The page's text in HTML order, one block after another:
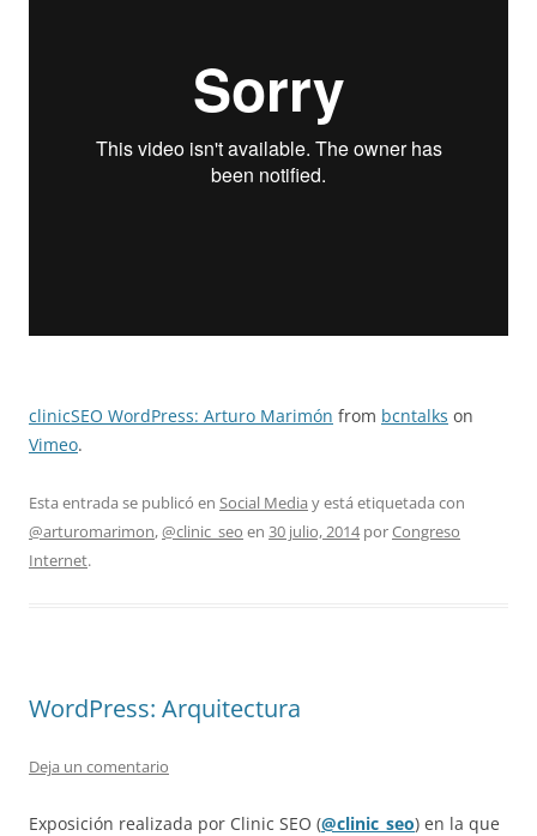
clinicSEO WordPress: Arturo Marimón from bcntalks on
Vimeo.
Esta entrada se publicó en Social Media y está etiquetada con
@arturomarimon,@clinic_seo en 30 julio, 2014porCongreso
Internet.
WordPress: Arquitectura
Deja un comentario
Exposición realizada por Clinic SEO (@clinic_seo) en la que